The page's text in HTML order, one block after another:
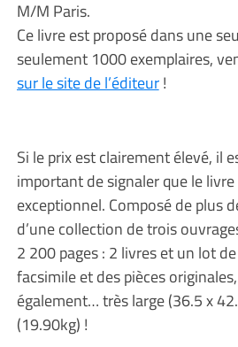
M/M Paris.
Ce livre est proposé dans une
seulement 1000 exemplaires,
sur le site de l’éditeur!
Si le prix est clairement élevé, il
important de signaler que le
exceptionnel. Composé de plus
d’une collection de trois
2 200 pages : 2 livres et un lot
facsimile et des pièces
également… très large (36.5 x
(19.90kg) !